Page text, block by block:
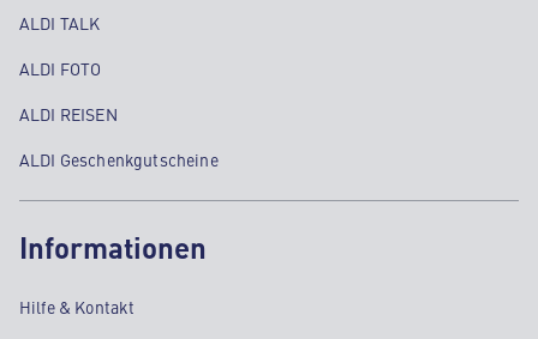
ALDI TALK
ALDI FOTO
ALDI REISEN
ALDI Geschenkgutscheine
Informationen
Hilfe & Kontakt